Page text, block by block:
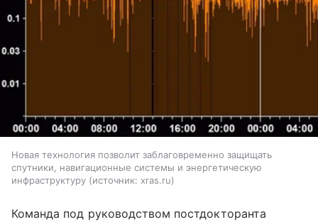
Новая технология позволит заблаговременно защищать
спутники, навигационные системы и энергетическую
инфраструктуру
источник: xras.ru
Команда под руководством постдокторанта